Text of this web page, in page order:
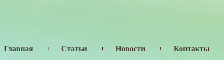
Главная Статьи Новости Контакты